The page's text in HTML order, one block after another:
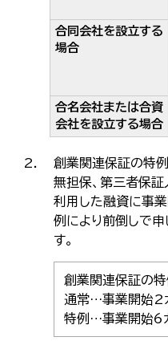
合同会社を設立する
場合
合名会社または合資
会社を設立する場合
創業関連保証の特例
無担保、第三者保
利用した融資に事
例により前倒しで
す。
創業関連保証の
通常…事業開始2
特例…事業開始6